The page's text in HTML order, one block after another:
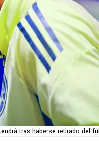
tras haberse retirado del